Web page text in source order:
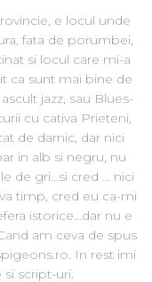
e locul unde
fata de porumbei,
si locul care mi-a
ca sunt mai bine de
jazz, sau Blues-
cu cativa Prieteni,
de darnic, dar nici
in alb si negru, nu
de gri...si cred ... nici
timp, cred eu ca-mi
istorice...dar nu e
am ceva de spus
In rest imi
script-uri.